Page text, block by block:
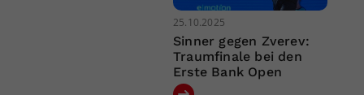
25.10.2025
Sinner gegen Zverev:
Traumfinale bei den
Erste Bank Open